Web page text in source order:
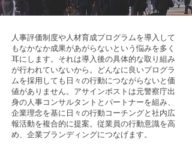
人事評価制度や人材育成プログラムを導入して
もなかなか成果があがらないという悩みを多く
耳にします。それは導入後の具体的な取り組み
が行われていないから。どんなに良いプログラ
ムを採用しても日々の行動につながらないと価
値がありません。アサインポストは元警察庁出
身の人事コンサルタントとパートナーを組み、
企業理念を基に日々の行動コーチングと社内広
報活動を複合的に提案。従業員の行動意識を高
め、企業ブランディングにつなげます。